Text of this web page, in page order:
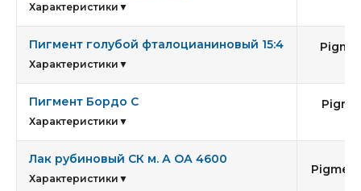
Характеристики ▼
Пигмент голубой фталоцианиновый 15:4
Характеристики ▼
Пигмент Бордо С
Характеристики ▼
Лак рубиновый СК м. А ОА 4600
Характеристики ▼